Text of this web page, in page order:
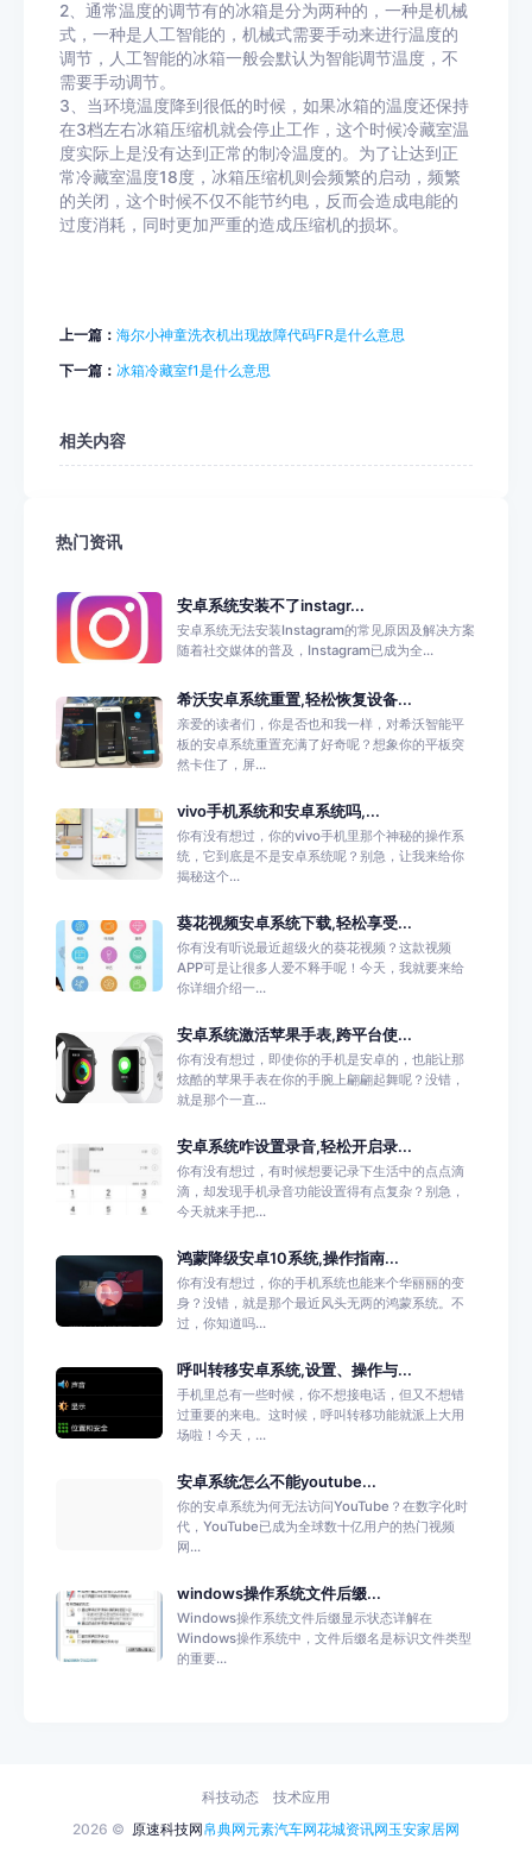
2、通常温度的调节有的冰箱是分为两种的，一种是机械
式，一种是人工智能的，机械式需要手动来进行温度的
调节，人工智能的冰箱一般会默认为智能调节温度，不
需要手动调节。
3、当环境温度降到很低的时候，如果冰箱的温度还保持
在3档左右冰箱压缩机就会停止工作，这个时候冷藏室温
度实际上是没有达到正常的制冷温度的。为了让达到正
常冷藏室温度18度，冰箱压缩机则会频繁的启动，频繁
的关闭，这个时候不仅不能节约电，反而会造成电能的
过度消耗，同时更加严重的造成压缩机的损坏。
上一篇： 海尔小神童洗衣机出现故障代码FR是什么意思
下一篇： 冰箱冷藏室f1是什么意思
相关内容
热门资讯
安卓系统安装不了instagr...
安卓系统无法安装Instagram的常见原因及解决方案
随着社交媒体的普及，Instagram已成为全...
希沃安卓系统重置,轻松恢复设备...
亲爱的读者们，你是否也和我一样，对希沃智能平
板的安卓系统重置充满了好奇呢？想象你的平板突
然卡住了，屏...
vivo手机系统和安卓系统吗,...
你有没有想过，你的vivo手机里那个神秘的操作系
统，它到底是不是安卓系统呢？别急，让我来给你
揭秘这个...
葵花视频安卓系统下载,轻松享受...
你有没有听说最近超级火的葵花视频？这款视频
APP可是让很多人爱不释手呢！今天，我就要来给
你详细介绍一...
安卓系统激活苹果手表,跨平台使...
你有没有想过，即使你的手机是安卓的，也能让那
炫酷的苹果手表在你的手腕上翩翩起舞呢？没错，
就是那个一直...
安卓系统咋设置录音,轻松开启录...
你有没有想过，有时候想要记录下生活中的点点滴
滴，却发现手机录音功能设置得有点复杂？别急，
今天就来手把...
鸿蒙降级安卓10系统,操作指南...
你有没有想过，你的手机系统也能来个华丽丽的变
身？没错，就是那个最近风头无两的鸿蒙系统。不
过，你知道吗...
呼叫转移安卓系统,设置、操作与...
手机里总有一些时候，你不想接电话，但又不想错
过重要的来电。这时候，呼叫转移功能就派上大用
场啦！今天，...
安卓系统怎么不能youtube...
你的安卓系统为何无法访问YouTube？在数字化时
代，YouTube已成为全球数十亿用户的热门视频
网...
windows操作系统文件后缀...
Windows操作系统文件后缀显示状态详解在
Windows操作系统中，文件后缀名是标识文件类型
的重要...
2026 © 原速科技网帛典网元素汽车网花城资讯网玉安家居网
科技动态 技术应用